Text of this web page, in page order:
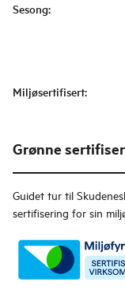
Sesong:
Miljøsertifisert:
Grønne
Guidet tur til
sertifisering for sin